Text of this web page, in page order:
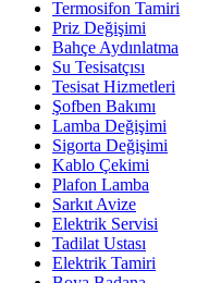
Termosifon Tamiri
Priz Değişimi
Bahçe Aydınlatma
Su Tesisatçısı
Tesisat Hizmetleri
Şofben Bakımı
Lamba Değişimi
Sigorta Değişimi
Kablo Çekimi
Plafon Lamba
Sarkıt Avize
Elektrik Servisi
Tadilat Ustası
Elektrik Tamiri